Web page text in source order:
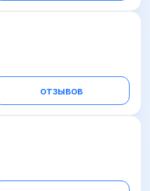
отзывов